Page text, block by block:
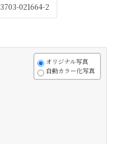
3703-021664-2
オリジナル写真
自動カラー化写真